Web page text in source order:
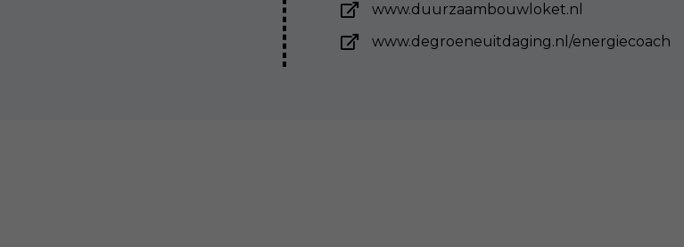
www.duurzaambouwloket.nl
www.degroeneuitdaging.nl/energiecoach